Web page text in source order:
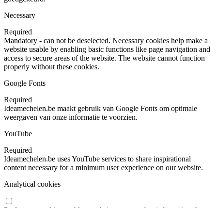
Necessary
Required
Mandatory - can not be deselected. Necessary cookies help make a
website usable by enabling basic functions like page navigation and
access to secure areas of the website. The website cannot function
properly without these cookies.
Google Fonts
Required
Ideamechelen.be maakt gebruik van Google Fonts om optimale
weergaven van onze informatie te voorzien.
YouTube
Required
Ideamechelen.be uses YouTube services to share inspirational
content necessary for a minimum user experience on our website.
Analytical cookies